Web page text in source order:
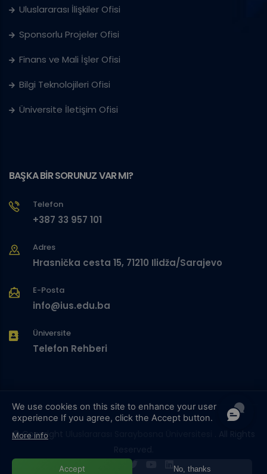
Uluslararası İlişkiler Ofisi
Sponsorlu Projeler Ofisi
Finans ve Mali İşler Ofisi
Bilgi Teknolojileri Ofisi
Üniversite İletişim Ofisi
BAŞKA BİR SORUNUZ VAR MI?
Telefon
+387 33 957 101
Adres
Hrasnička cesta 15, 71210 Ilidža/Sarajevo
E-Posta
info@ius.edu.ba
Üniversite
Telefon Rehberi
© Copyright
We use cookies on this site to enhance your user
experience If you agree, click the Accept button.
More info
Accept No, thanks